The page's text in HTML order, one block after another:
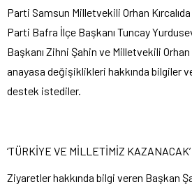
Parti Samsun Milletvekili Orhan
Parti Bafra İlçe Başkanı Tuncay
Başkanı Zihni Şahin ve Milletvekili
anayasa değişiklikleri hakkında bilgiler
destek istediler.
‘TÜRKİYE VE MİLLETİMİZ KAZANACAK’
Ziyaretler hakkında bilgi veren Başkan